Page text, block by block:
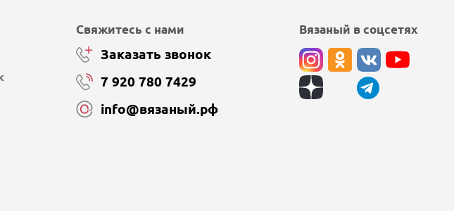
Свяжитесь с нами
Заказать звонок
7 920 780 7429
info@вязаный.рф
Вязаный в соцсетях